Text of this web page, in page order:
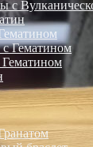
с
с Гематином
Гематином